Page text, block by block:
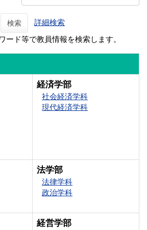
検索
詳細検索
ード等で教員情報を検索します。
経済学部
社会経済学科
現代経済学科
法学部
法律学科
政治学科
経営学部